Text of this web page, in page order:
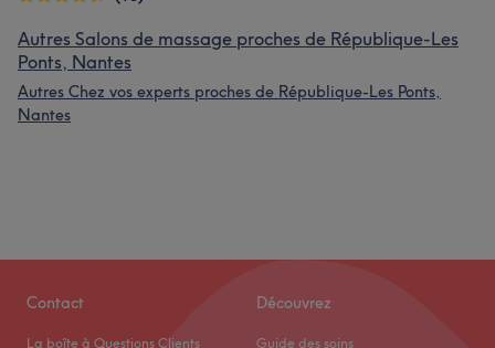
Autres Salons de massage proches de République-Les
Ponts, Nantes
Autres Chez vos experts proches de République-Les Ponts,
Nantes
Contact
La boîte à Questions Clients
Découvrez
Guide des soins